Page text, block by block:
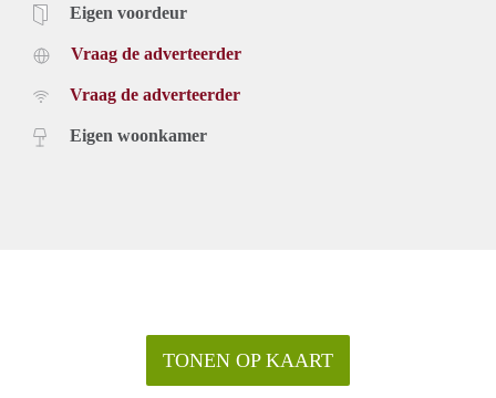
Eigen voordeur
Vraag de adverteerder
Vraag de adverteerder
Eigen woonkamer
TONEN OP KAART